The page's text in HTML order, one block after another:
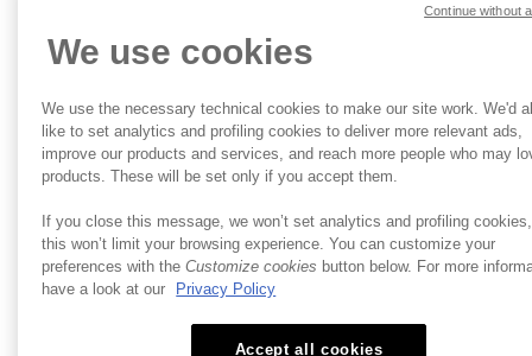
We use cookies
We use the necessary technical cookies to make our site work. We'd
like to set analytics and profiling cookies to deliver more relevant ads,
improve our products and services, and reach more people who may
products. These will be set only if you accept them.
If you close this message, we won’t set analytics and profiling
this won’t limit your browsing experience. You can customize your
preferences with theCustomize cookies button below. For more
have a look at our
Privacy Policy
Accept all cookies
Continue without